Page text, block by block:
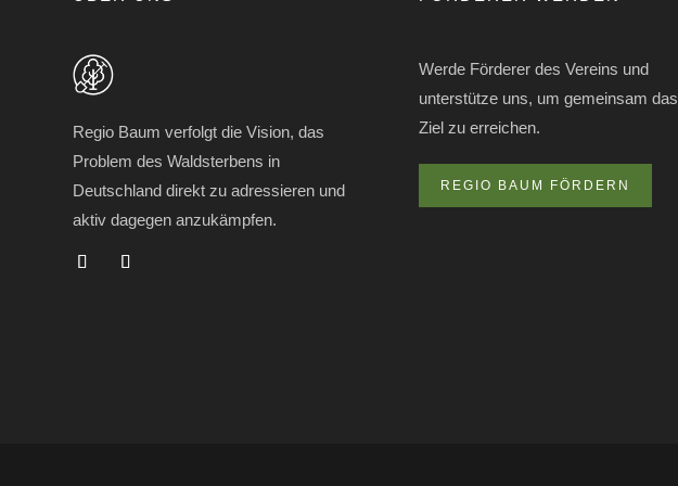
Regio Baum verfolgt die Vision, das
Problem des Waldsterbens in
Deutschland direkt zu adressieren und
aktiv dagegen anzukämpfen.
Werde Förderer des Vereins und
unterstütze uns, um gemeinsam das
Ziel zu erreichen.
REGIO BAUM FÖRDERN